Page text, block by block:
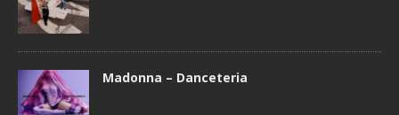
Madonna – Danceteria